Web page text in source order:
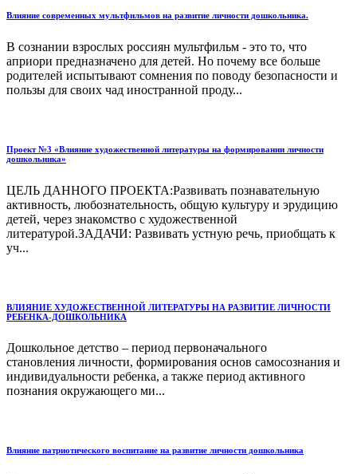
Влияние современных мультфильмов на развитие личности дошкольника.
В сознании взрослых россиян мультфильм - это то, что
априори предназначено для детей. Но почему все больше
родителей испытывают сомнения по поводу безопасности и
пользы для своих чад иностранной проду...
Проект №3 «Влияние художественной литературы на формировании личности
дошкольника»
ЦЕЛЬ ДАННОГО ПРОЕКТА:Развивать познавательную
активность, любознательность, общую культуру и эрудицию
детей, через знакомство с художественной
литературой.ЗАДАЧИ: Развивать устную речь, приобщать к
уч...
ВЛИЯНИЕ ХУДОЖЕСТВЕННОЙ ЛИТЕРАТУРЫ НА РАЗВИТИЕ ЛИЧНОСТИ
РЕБЕНКА-ДОШКОЛЬНИКА
Дошкольное детство – период первоначального
становления личности, формирования основ самосознания и
индивидуально­сти ребенка, а также период активного
познания окружающего ми...
Влияние патриотического воспитание на развитие личности дошкольника